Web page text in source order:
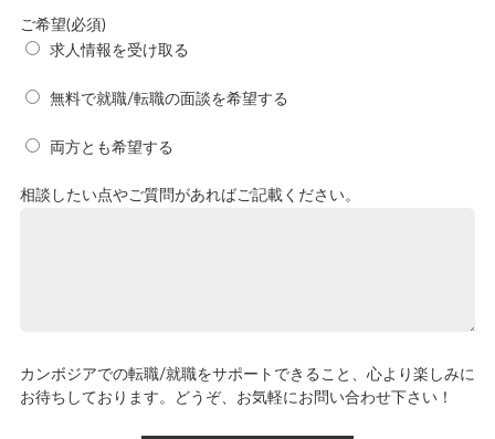
ご希望(必須)
求人情報を受け取る
無料で就職/転職の面談を希望する
両方とも希望する
相談したい点やご質問があればご記載ください。
カンボジアでの転職/就職をサポートできること、心より楽しみに
お待ちしております。どうぞ、お気軽にお問い合わせ下さい！